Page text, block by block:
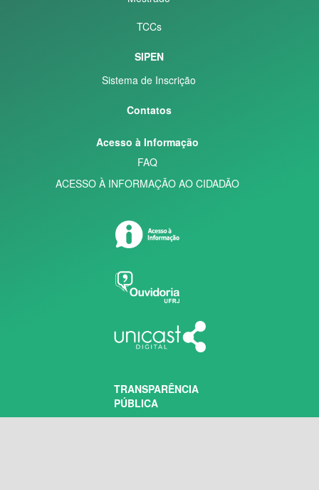
TCCs
SIPEN
Sistema de Inscrição
Contatos
Acesso à Informação
FAQ
ACESSO À INFORMAÇÃO AO CIDADÃO
TRANSPARÊNCIA
PÚBLICA